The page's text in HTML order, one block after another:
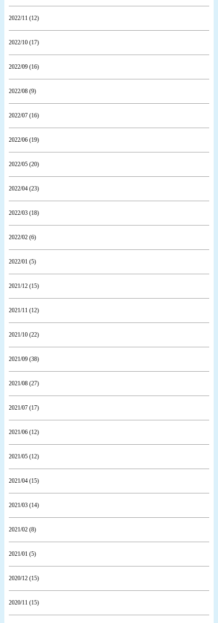
2022/11 (12)
2022/10 (17)
2022/09 (16)
2022/08 (9)
2022/07 (16)
2022/06 (19)
2022/05 (20)
2022/04 (23)
2022/03 (18)
2022/02 (6)
2022/01 (5)
2021/12 (15)
2021/11 (12)
2021/10 (22)
2021/09 (38)
2021/08 (27)
2021/07 (17)
2021/06 (12)
2021/05 (12)
2021/04 (15)
2021/03 (14)
2021/02 (8)
2021/01 (5)
2020/12 (15)
2020/11 (15)